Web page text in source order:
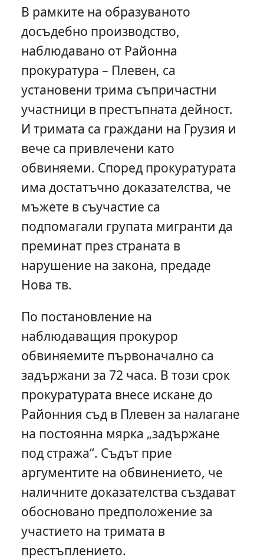
В рамките на образуваното
досъдебно производство,
наблюдавано от Районна
прокуратура – Плевен, са
установени трима съпричастни
участници в престъпната дейност.
И тримата са граждани на Грузия и
вече са привлечени като
обвиняеми. Според прокуратурата
има достатъчно доказателства, че
мъжете в съучастие са
подпомагали групата мигранти да
преминат през страната в
нарушение на закона, предаде
Нова тв.
По постановление на
наблюдаващия прокурор
обвиняемите първоначално са
задържани за 72 часа. В този срок
прокуратурата внесе искане до
Районния съд в Плевен за налагане
на постоянна мярка „задържане
под стража“. Съдът прие
аргументите на обвинението, че
наличните доказателства създават
обосновано предположение за
участието на тримата в
престъплението.